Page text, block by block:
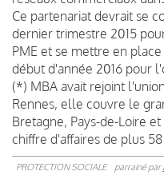
Ce partenariat devrait se
dernier trimestre 2015
PME et se mettre en
début d'année 2016 pour
(*) MBA avait rejoint
Rennes, elle couvre le
Bretagne, Pays-de-Loire
chiffre d'affaires de plus
PROTECTION SOCIALE parrainé par